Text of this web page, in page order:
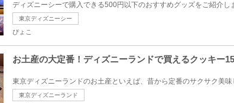
東京ディズニーシー
ぴょこ
お土産の大定番！ディズニーランドで買えるクッキー
東京ディズニーランド